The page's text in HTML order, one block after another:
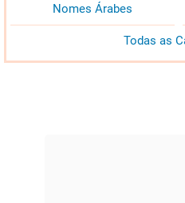
Nomes Árabes
Todas as